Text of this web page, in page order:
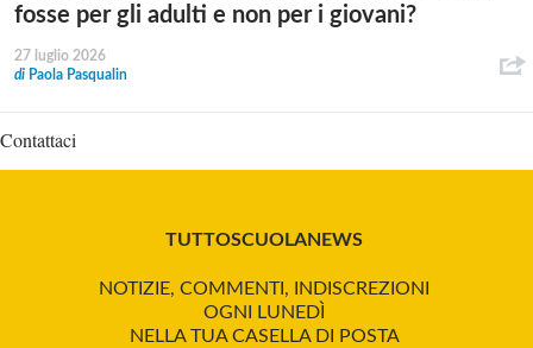
fosse per gli adulti e non per i giovani?
27 luglio 2026
di Paola Pasqualin
Contattaci
TUTTOSCUOLANEWS
NOTIZIE, COMMENTI, INDISCREZIONI
OGNI LUNEDÌ
NELLA TUA CASELLA DI POSTA